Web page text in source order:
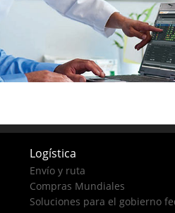
Logística
Envío y ruta
Compras Mundiales
Soluciones para el gobierno